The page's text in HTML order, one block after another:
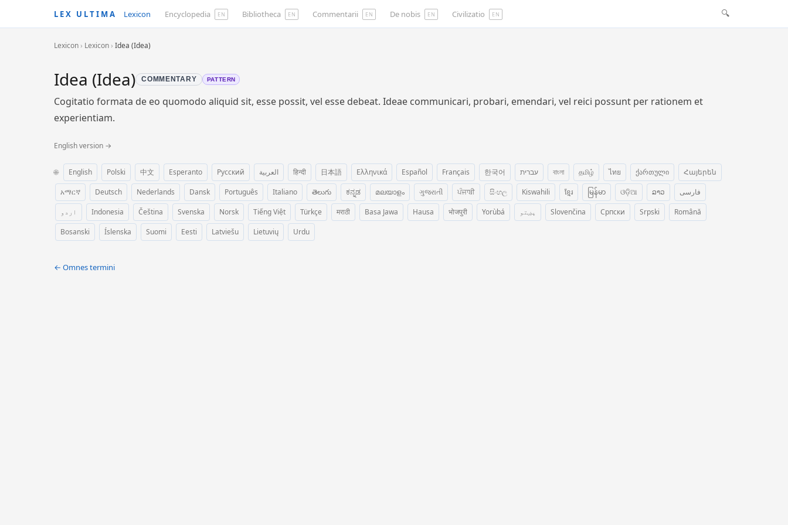
LEX ULTIMA Lexicon Encyclopedia EN Bibliotheca EN Commentarii EN De nobis EN Civilizatio EN 🔍
Lexicon › Lexicon › Idea (Idea)
Idea (Idea) COMMENTARY PATTERN
Cogitatio formata de eo quomodo aliquid sit, esse possit, vel esse debeat. Ideae communicari, probari, emendari, vel reici possunt per rationem et
experientiam.
English version →
🌐 English Polski 中文 Esperanto Русский العربية हिन्दी 日本語 Ελληνικά Español Français 한국어 עברית বাংলা தமிழ் ไทย ქართული
Հայերեն
አማርኛ
Deutsch Nederlands Dansk Português Italiano తెలుగు ಕನ್ನಡ മലയാളം ગુજરાતી ਪੰਜਾਬੀ සිංහල Kiswahili ខ្មែរ မြန်မာ ଓଡ଼ିଆ ລາວ
فارسی
اردو
Indonesia Čeština Svenska Norsk Tiếng Việt Türkçe मराठी Basa Jawa Hausa भोजपुरी Yorùbá پښتو Slovenčina Српски Srpski
Română
Bosanski
Íslenska Suomi Eesti Latviešu Lietuvių Urdu
← Omnes termini